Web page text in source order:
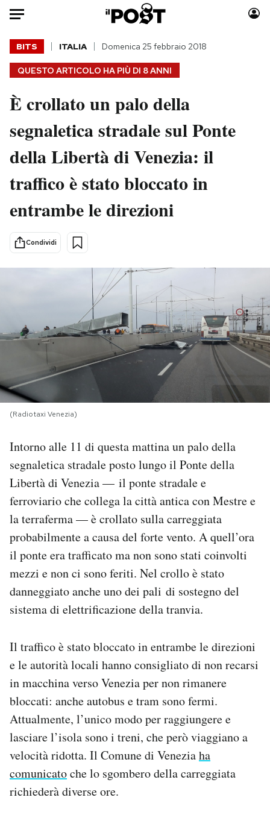
Auto
HOME
Italia
Politica
Tecnologia
Scienza
Cultura
Sport
Moda
Consumismi
Storie/Idee
Media
Europa
NEWSLETTER
I MIEI PREFERITI
SHOP
CALENDARIO
Area Personale
Newsletter
Notifiche mobile
Hai bisogno di aiuto?
Esci
QUESTO ARTICOLO HA PIÙ DI 8 ANNI
BITS ITALIA Domenica 25 febbraio 2018
È crollato un palo della
segnaletica stradale sul Ponte
della Libertà di Venezia: il
traffico è stato bloccato in
entrambe le direzioni
Condividi
(Radiotaxi Venezia)
Intorno alle 11 di questa mattina un palo della
segnaletica stradale posto lungo il Ponte della
Libertà di Venezia — il ponte stradale e
ferroviario che collega la città antica con Mestre e
la terraferma — è crollato sulla carreggiata
probabilmente a causa del forte vento. A quell’ora
il ponte era trafficato ma non sono stati coinvolti
mezzi e non ci sono feriti. Nel crollo è stato
danneggiato anche uno dei pali di sostegno del
sistema di elettrificazione della tranvia.
Il traffico è stato bloccato in entrambe le direzioni
e le autorità locali hanno consigliato di non recarsi
in macchina verso Venezia per non rimanere
bloccati: anche autobus e tram sono fermi.
Attualmente, l’unico modo per raggiungere e
lasciare l’isola sono i treni, che però viaggiano a
velocità ridotta. Il Comune di Veneziaha
comunicatoche lo sgombero della carreggiata
richiederà diverse ore.